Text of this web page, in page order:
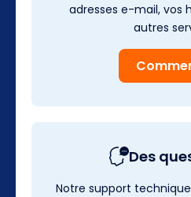
adresses e-mail, vos
autres
Des
Notre support